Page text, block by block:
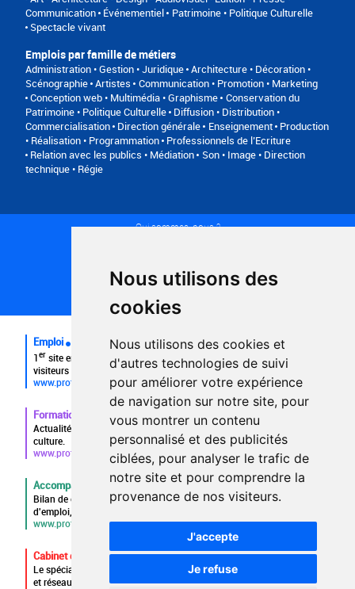
Nous utilisons des
cookies
Nous utilisons des cookies et
d'autres technologies de suivi
pour améliorer votre expérience
de navigation sur notre site, pour
vous montrer un contenu
personnalisé et des publicités
ciblées, pour analyser le trafic de
notre site et pour comprendre la
provenance de nos visiteurs.
J'accepte
Je refuse
Communication Événementiel
Patrimoine • Politique Culturelle
Spectacle vivant
Emplois par famille de métiers
Administration • Gestion • Juridique Architecture • Décoration •
Scénographie Artistes
Communication • Promotion • Marketing
Conception web • Multimédia • Graphisme Conservation du
Patrimoine • Politique Culturelle Diffusion • Distribution •
Commercialisation Direction générale Enseignement Production
• Réalisation • Programmation Professionnels de l’Ecriture
Relation avec les publics • Médiation
Son • Image • Direction
technique • Régie
Qui sommes-nous ?
Plan du site
FAQ recruteurs
FAQ
Emploi
1er site emploi du secteur culturel 784.000 visites et 230.000
visiteurs uniques par mois.
www.profilculture.com
Formation
Actualités, guide et annuaire des formations aux métiers de la
culture.
www.profilculture-formation.com
Accompagnement professionnel
Bilan de compétences, coaching, techniques de recherche
d'emploi, entretien conseil.
www.profilculture-competences.com
Cabinet de recrutement
Le spécialiste du secteur culturel, une cvthèque de 86.000 CV
et réseau unique de professionnels.